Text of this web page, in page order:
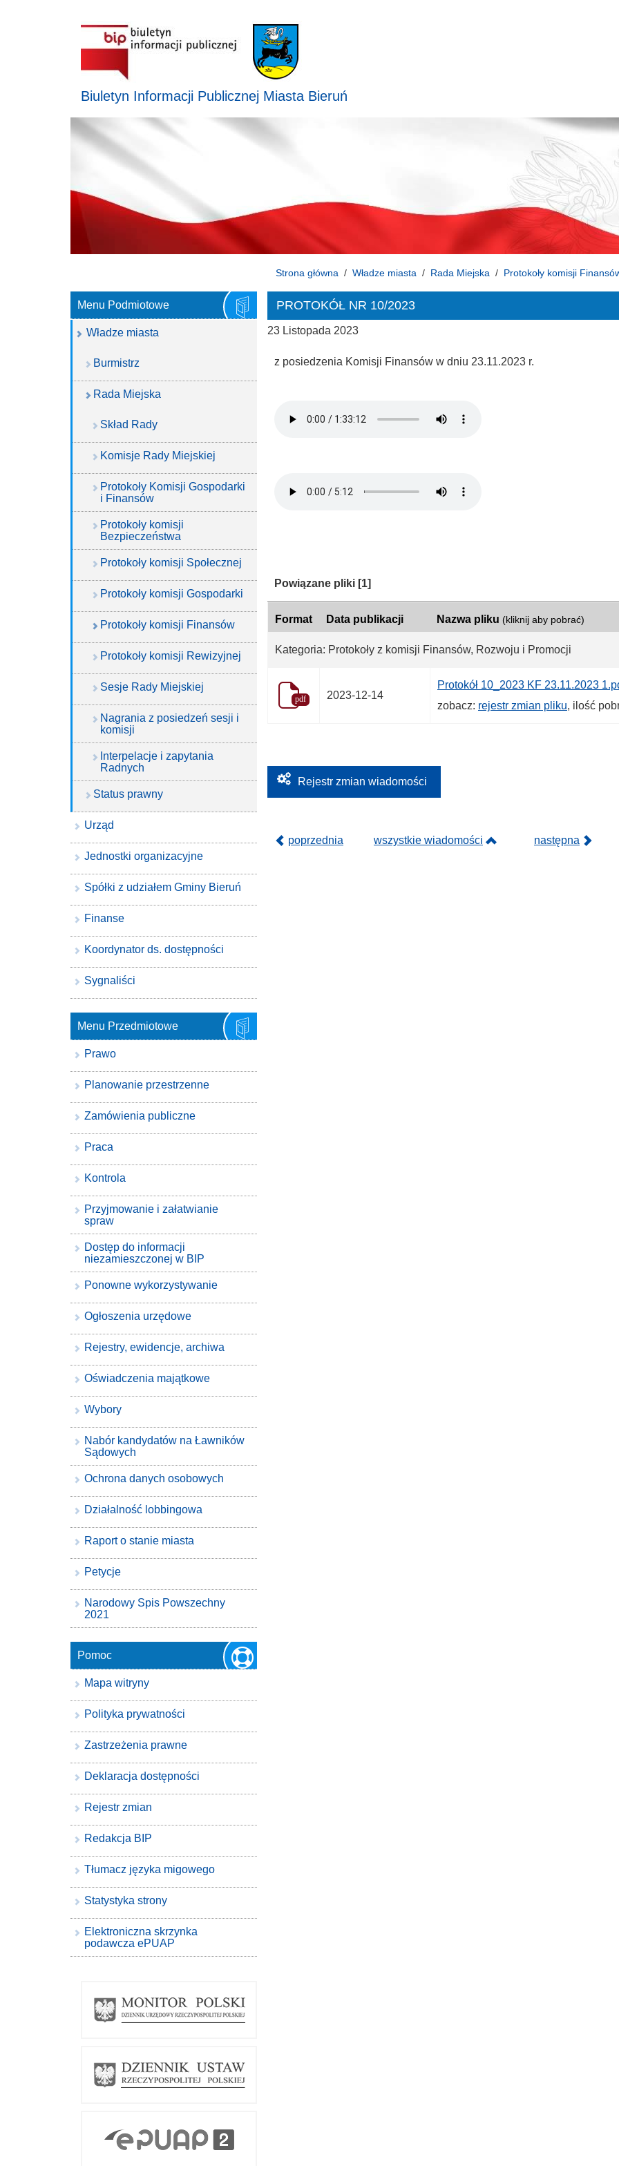
Biuletyn Informacji Publicznej Miasta Bieruń
Strona główna Władze miasta Rada Miejska Protokoły komisji
PROTOKÓŁ NR 10/2023
23 Listopada 2023
z posiedzenia Komisji Finansów w dniu 23.11.2023 r.
Kategoria:
Powiązane pliki [1]
Format Data publikacji Nazwa pliku (kliknij aby pobrać)
Kategoria: Protokoły z komisji Finansów, Rozwoju i Promocji
pdf 2023-12-14
Protokół 10_2023 KF 23.11.2023
zobacz: rejestr zmian pliku, ilość
Rejestr zmian wiadomości
poprzednia wszystkie wiadomości następna
Menu Podmiotowe
Władze miasta
Burmistrz
Rada Miejska
Skład Rady
Komisje Rady Miejskiej
Protokoły Komisji Gospodarki
i Finansów
Protokoły komisji
Bezpieczeństwa
Protokoły komisji Społecznej
Protokoły komisji Gospodarki
Protokoły komisji Finansów
Protokoły komisji Rewizyjnej
Sesje Rady Miejskiej
Nagrania z posiedzeń sesji i
komisji
Interpelacje i zapytania
Radnych
Status prawny
Urząd
Jednostki organizacyjne
Spółki z udziałem Gminy Bieruń
Finanse
Koordynator ds. dostępności
Sygnaliści
Menu Przedmiotowe
Prawo
Planowanie przestrzenne
Zamówienia publiczne
Praca
Kontrola
Przyjmowanie i załatwianie
spraw
Dostęp do informacji
niezamieszczonej w BIP
Ponowne wykorzystywanie
Ogłoszenia urzędowe
Rejestry, ewidencje, archiwa
Oświadczenia majątkowe
Wybory
Nabór kandydatów na Ławników
Sądowych
Ochrona danych osobowych
Działalność lobbingowa
Raport o stanie miasta
Petycje
Narodowy Spis Powszechny
2021
Pomoc
Mapa witryny
Polityka prywatności
Zastrzeżenia prawne
Deklaracja dostępności
Rejestr zmian
Redakcja BIP
Tłumacz języka migowego
Statystyka strony
Elektroniczna skrzynka
podawcza ePUAP